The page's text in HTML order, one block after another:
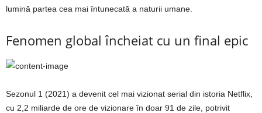
lumină partea cea mai întunecată a naturii umane.
Fenomen global încheiat cu un final epic
Sezonul 1 (2021) a devenit cel mai vizionat serial din istoria Netflix,
cu 2,2 miliarde de ore de vizionare în doar 91 de zile, potrivit